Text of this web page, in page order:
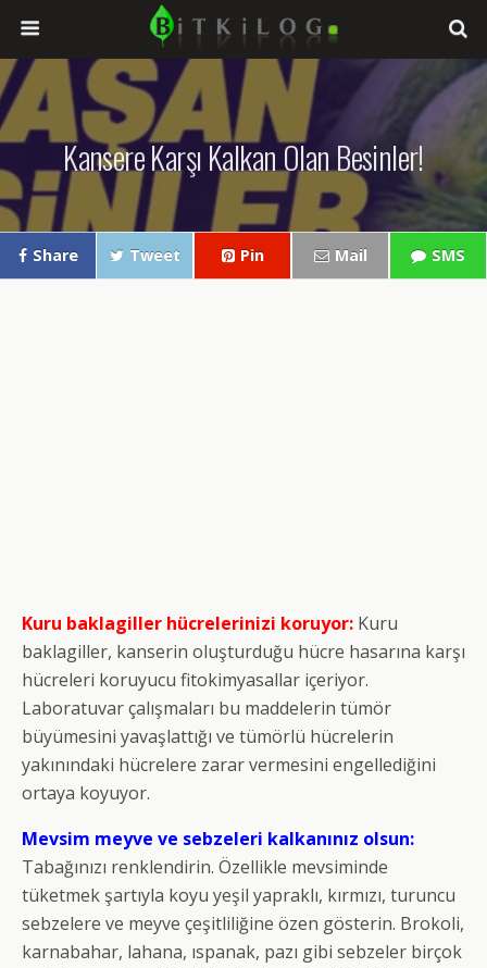
Kansere Karşı Kalkan Olan Besinler!
Share Tweet Pin Mail SMS
Kuru baklagiller hücrelerinizi koruyor: Kuru
baklagiller, kanserin oluşturduğu hücre hasarına karşı
hücreleri koruyucu fitokimyasallar içeriyor.
Laboratuvar çalışmaları bu maddelerin tümör
büyümesini yavaşlattığı ve tümörlü hücrelerin
yakınındaki hücrelere zarar vermesini engellediğini
ortaya koyuyor.
Mevsim meyve ve sebzeleri kalkanınız olsun:
Tabağınızı renklendirin. Özellikle mevsiminde
tüketmek şartıyla koyu yeşil yapraklı, kırmızı, turuncu
sebzelere ve meyve çeşitliliğine özen gösterin. Brokoli,
karnabahar, lahana, ıspanak, pazı gibi sebzeler birçok